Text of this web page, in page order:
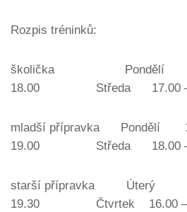
Rozpis tréninků:
školička Pondělí
18.00 Středa 17.00 –
mladší přípravka Pondělí
19.00 Středa 18.00 –
starší přípravka Úterý
19.30 Čtvrtek 16.00 –